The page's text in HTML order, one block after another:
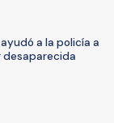
a la policía a
desaparecida